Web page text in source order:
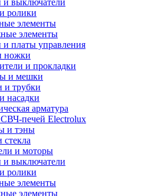
выключатели
ролики
элементы
элементы
платы управления
ножки
и прокладки
и мешки
трубки
насадки
арматура
СВЧ-печей Electrolux
и тэны
стекла
и моторы
выключатели
ролики
элементы
элементы